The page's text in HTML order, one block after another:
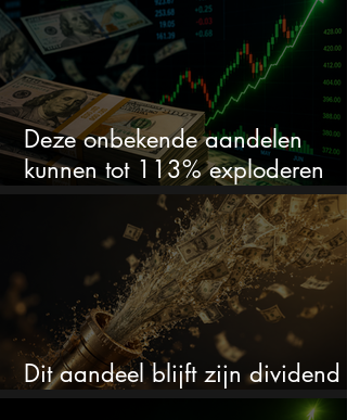
Deze onbekende aandelen
kunnen tot 113% exploderen
(één springt eruit)
Dit aandeel blijft zijn dividend
verhogen, wat er ook gebeurt